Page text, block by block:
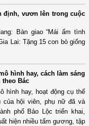
định, vươn lên trong cuộc
Bàn giao “Mái ấm tình
Lai: Tặng 15 con bò giống
hình hay, cách làm sáng
theo Bác
hình hay, hoạt động cụ thể
hội viên, phụ nữ đã và
phố Bảo Lộc triển khai,
hiện nhiều tấm gương, tập